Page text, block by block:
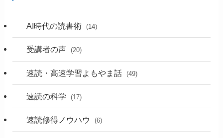
AI時代の読書術 (14)
受講者の声 (20)
速読・高速学習よもやま話 (49)
速読の科学 (17)
速読修得ノウハウ (6)